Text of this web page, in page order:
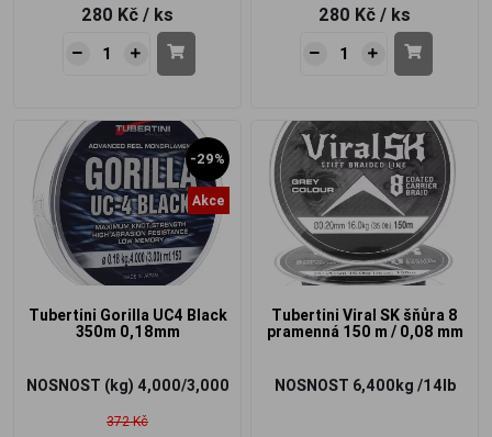
280 Kč / ks 280 Kč / ks
-29%
Akce
Tubertini Gorilla UC4 Black
350m 0,18mm
NOSNOST (kg) 4,000/3,000
372 Kč
Tubertini Viral SK šňůra 8
pramenná 150 m / 0,08 mm
NOSNOST 6,400kg /14lb